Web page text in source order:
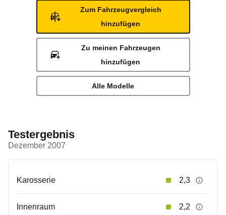
Zum Fahrzeugvergleich
hinzufügen
Zu meinen Fahrzeugen
hinzufügen
Alle Modelle
Testergebnis
Dezember 2007
Karosserie 2,3
Innenraum 2,2